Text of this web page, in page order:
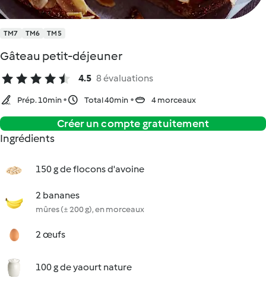
TM7 TM6 TM5
Gâteau petit-déjeuner
4.5 8 évaluations
Prép. 10min Total 40min 4 morceaux
Créer un compte gratuitement
Ingrédients
150 g de flocons d'avoine
2 bananes
mûres (± 200 g), en morceaux
2 œufs
100 g de yaourt nature